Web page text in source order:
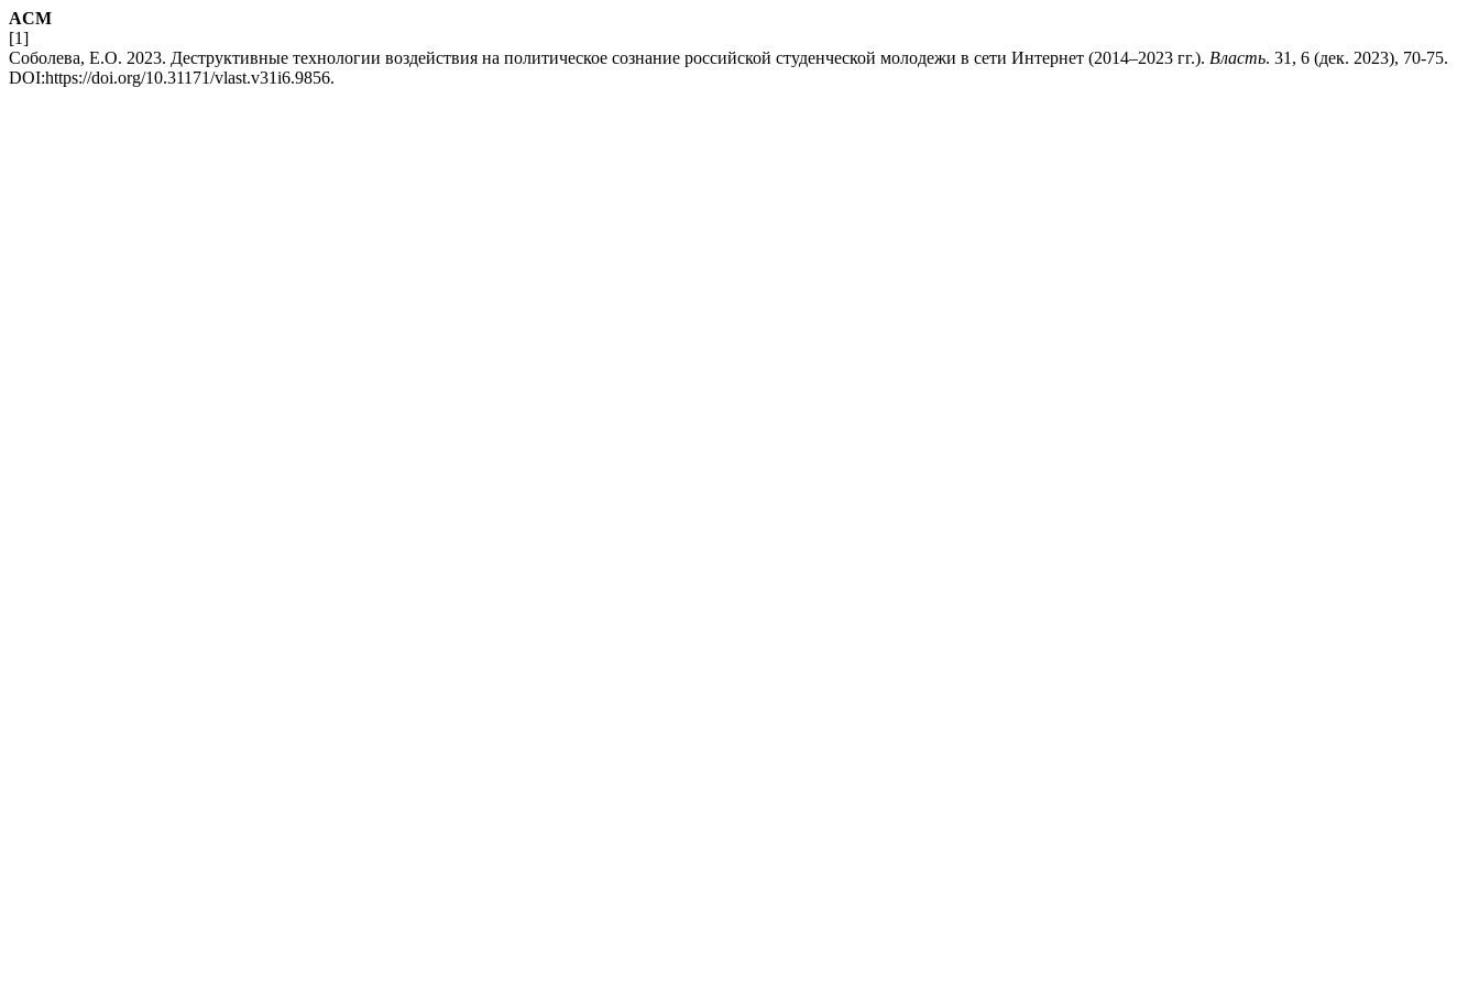
ACM
[1]
Соболева, Е.О. 2023. Деструктивные технологии воздействия на политическое сознание российской студенческой молодежи в сети Интернет (2014–2023 гг.). Власть. 31, 6 (дек. 2023), 70-75.
DOI:https://doi.org/10.31171/vlast.v31i6.9856.